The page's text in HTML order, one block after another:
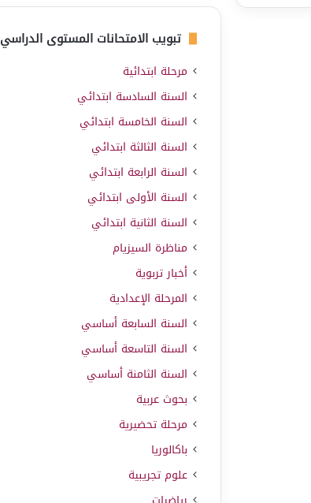
تبويب الامتحانات المستوى الدراسي
مرحلة ابتدائية
السنة السادسة ابتدائي
السنة الخامسة ابتدائي
السنة الثالثة ابتدائي
السنة الرابعة ابتدائي
السنة الأولى ابتدائي
السنة الثانية ابتدائي
مناظرة السيزيام
أخبار تربوية
المرحلة الإعدادية
السنة السابعة أساسي
السنة التاسعة أساسي
السنة الثامنة أساسي
بحوث عربية
مرحلة تحضيرية
باكالوريا
علوم تجريبية